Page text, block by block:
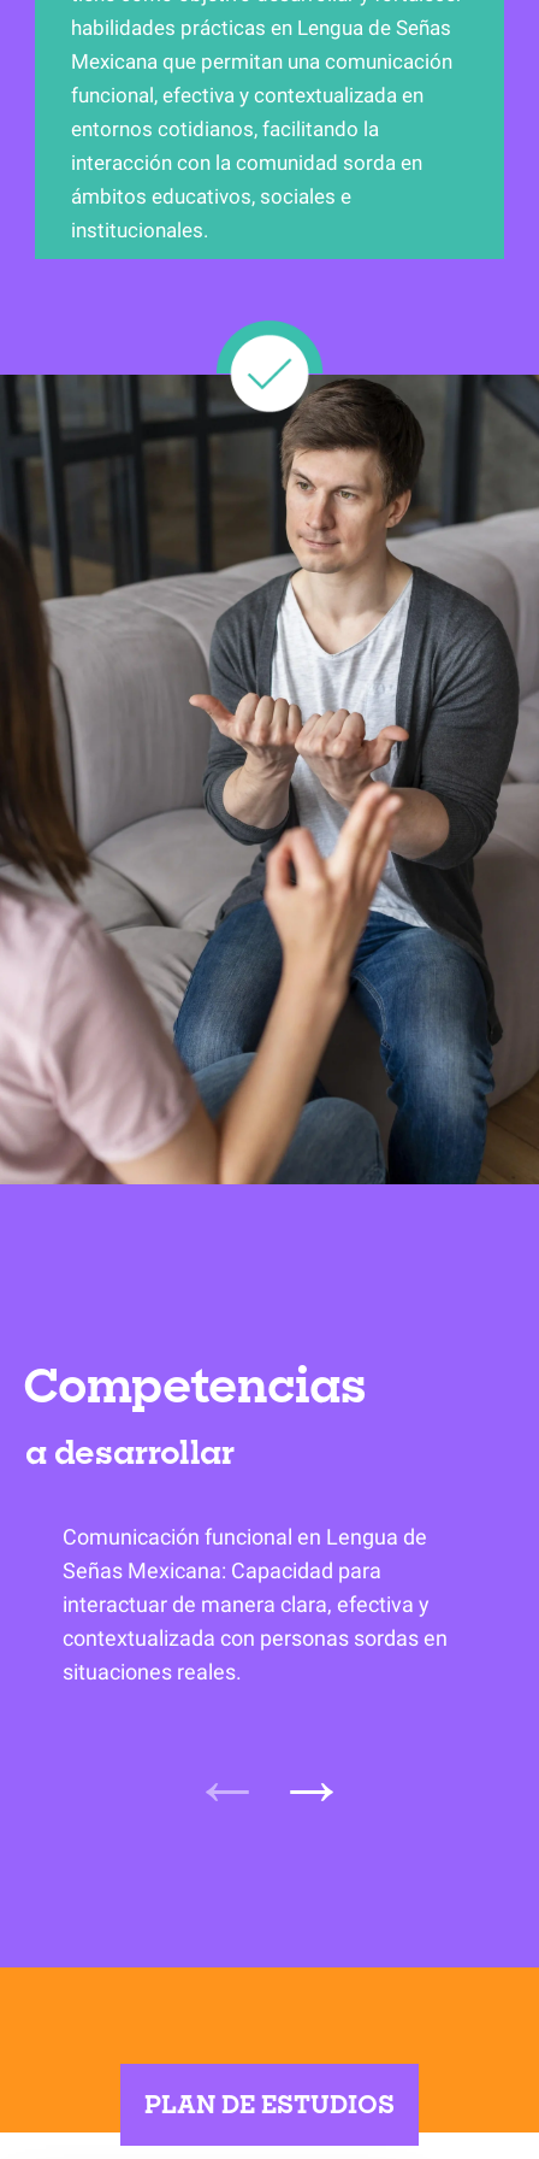
habilidades prácticas en Lengua de Señas
Mexicana que permitan una comunicación
funcional, efectiva y contextualizada en
entornos cotidianos, facilitando la
interacción con la comunidad sorda en
ámbitos educativos, sociales e
institucionales.
Competencias
a desarrollar
Comunicación funcional en Lengua de
Señas Mexicana: Capacidad para
interactuar de manera clara, efectiva y
contextualizada con personas sordas en
situaciones reales.
PLAN DE ESTUDIOS